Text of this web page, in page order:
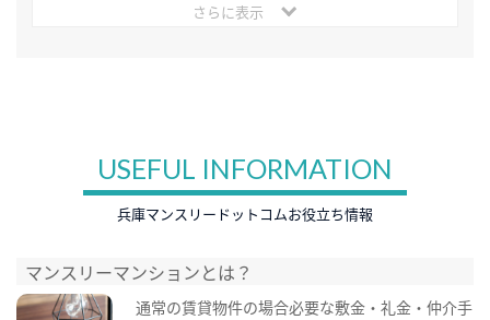
さらに表示
USEFUL INFORMATION
兵庫マンスリードットコムお役立ち情報
マンスリーマンションとは？
通常の賃貸物件の場合必要な敷金・礼金・仲介手